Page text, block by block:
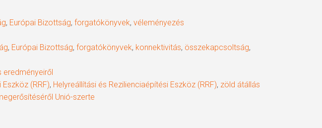
, Európai Bizottság, forgatókönyvek, véleményezés
, Európai Bizottság, forgatókönyvek, konnektivitás, összekapcsoltság,
eredményeiről
(RRF), Helyreállítási és Rezilienciaépítési Eszköz (RRF), zöld átállás
Unió-szerte